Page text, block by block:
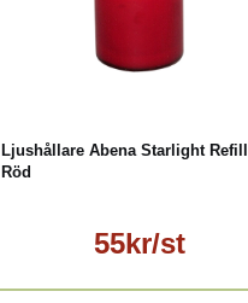
Ljushållare Abena Starlight Refill
Röd
55kr/st
Läs mer